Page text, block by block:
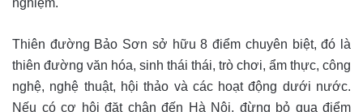
Thiên đường Bảo Sơn sở hữu 8 điểm chuyên biệt, đó là
thiên đường văn hóa, sinh thái thái, trò chơi, ẩm thực, công
nghệ, nghệ thuật, hội thảo và các hoạt động dưới nước.
Nếu có cơ hội đặt chân đến Hà Nội, đừng bỏ qua điểm